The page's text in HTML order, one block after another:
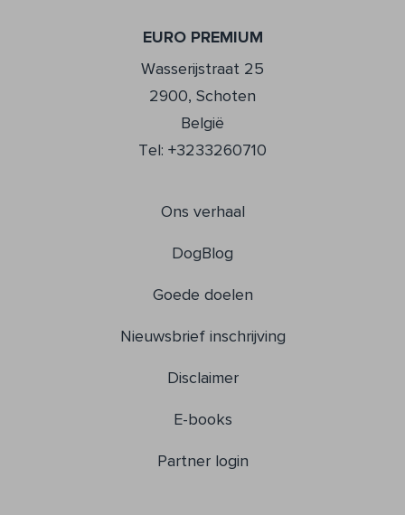
EURO PREMIUM
Wasserijstraat 25
2900, Schoten
België
Tel: +3233260710
Ons verhaal
DogBlog
Goede doelen
Nieuwsbrief inschrijving
Disclaimer
E-books
Partner login